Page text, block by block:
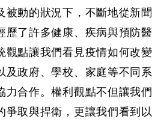
被動的狀況下，不斷地從新聞
歷了許多健康、疾病與預防醫
觀點讓我們看見疫情如何改變
及政府、學校、家庭等不同系
力合作。權利觀點不但讓我們
爭取與捍衛，更讓我們看到以